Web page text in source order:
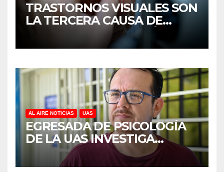
TRASTORNOS VISUALES SON
LA TERCERA CAUSA DE
DISCAPACIDAD EN MÉXICO,
REVELA ESTUDIO DEL
AL AIRE NOTICIAS UAS
EGRESADA DE PSICOLOGÍA
DE LA UAS INVESTIGA
DUELO ANTICIPADO Y
SOBRECARGA EN